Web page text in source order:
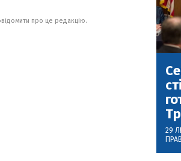
про це редакцію.
29